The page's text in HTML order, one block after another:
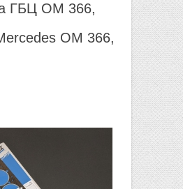
ГБЦ ОМ 366,
OM 366,